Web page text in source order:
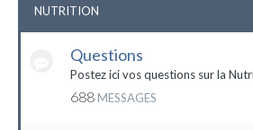
NUTRITION
Questions
Postez ici vos questions sur la
688 MESSAGES